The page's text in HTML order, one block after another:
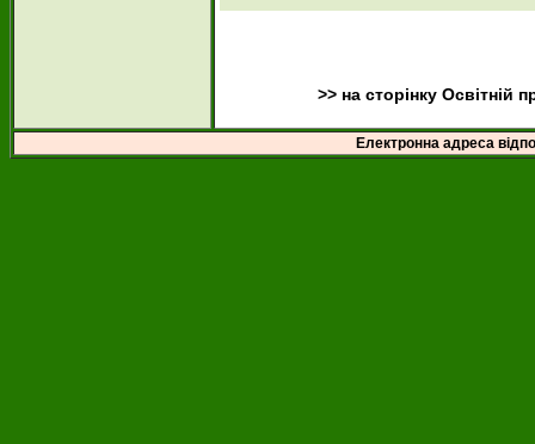
>> на сторінку Освітній
Електронна адреса